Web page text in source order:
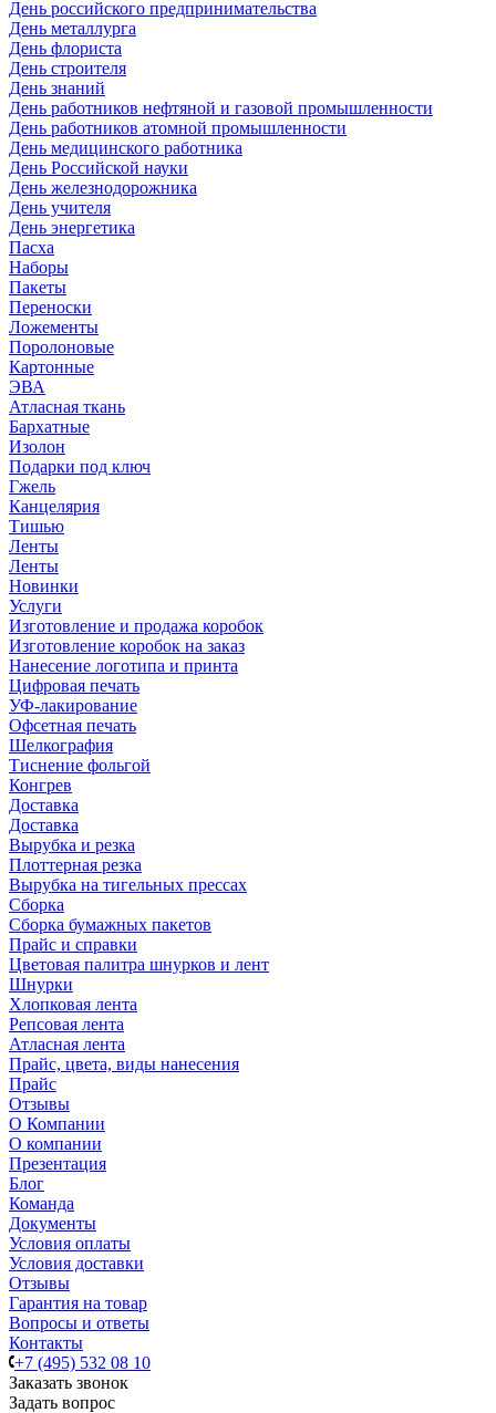
День российского предпринимательства
День металлурга
День флориста
День строителя
День знаний
День работников нефтяной и газовой промышленности
День работников атомной промышленности
День медицинского работника
День Российской науки
День железнодорожника
День учителя
День энергетика
Пасха
Наборы
Пакеты
Переноски
Ложементы
Поролоновые
Картонные
ЭВА
Атласная ткань
Бархатные
Изолон
Подарки под ключ
Гжель
Канцелярия
Тишью
Ленты
Ленты
Новинки
Услуги
Изготовление и продажа коробок
Изготовление коробок на заказ
Нанесение логотипа и принта
Цифровая печать
УФ-лакирование
Офсетная печать
Шелкография
Тиснение фольгой
Конгрев
Доставка
Доставка
Вырубка и резка
Плоттерная резка
Вырубка на тигельных прессах
Сборка
Сборка бумажных пакетов
Прайс и справки
Цветовая палитра шнурков и лент
Шнурки
Хлопковая лента
Репсовая лента
Атласная лента
Прайс, цвета, виды нанесения
Прайс
Отзывы
О Компании
О компании
Презентация
Блог
Команда
Документы
Условия оплаты
Условия доставки
Отзывы
Гарантия на товар
Вопросы и ответы
Контакты
+7 (495) 532 08 10
Заказать звонок
Задать вопрос